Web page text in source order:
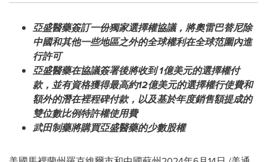
亞盛醫藥簽訂一份獨家選擇權協議，將奧雷巴替尼除
中國和其他一些地區之外的全球權利在全球范圍內進
行許可
亞盛醫藥在協議簽署後將收到1億美元的選擇權付
款，並有資格獲得最高約12億美元的選擇權行使費和
額外的潛在裡程碑付款，以及基於年度銷售額提成的
雙位數比例特許權使用費
武田制藥將購買亞盛醫藥的少數股權